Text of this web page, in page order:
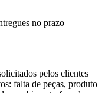
no prazo
pelos clientes
falta de peças, produto